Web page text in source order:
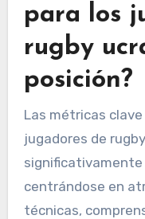
para los
rugby
posición?
Las métricas
jugadores de
significativamente
centrándose en
técnicas,